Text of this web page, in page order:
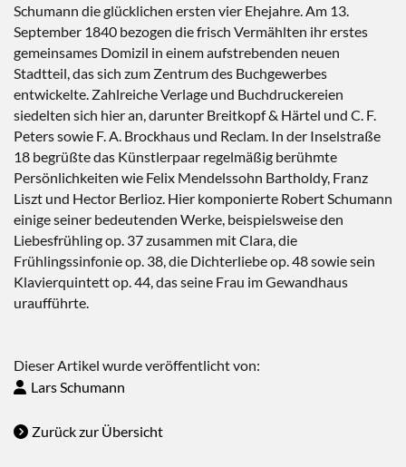
Schumann die glücklichen ersten vier Ehejahre. Am 13.
September 1840 bezogen die frisch Vermählten ihr erstes
gemeinsames Domizil in einem aufstrebenden neuen
Stadtteil, das sich zum Zentrum des Buchgewerbes
entwickelte. Zahlreiche Verlage und Buchdruckereien
siedelten sich hier an, darunter Breitkopf & Härtel und C. F.
Peters sowie F. A. Brockhaus und Reclam. In der Inselstraße
18 begrüßte das Künstlerpaar regelmäßig berühmte
Persönlichkeiten wie Felix Mendelssohn Bartholdy, Franz
Liszt und Hector Berlioz. Hier komponierte Robert Schumann
einige seiner bedeutenden Werke, beispielsweise den
Liebesfrühling op. 37 zusammen mit Clara, die
Frühlingssinfonie op. 38, die Dichterliebe op. 48 sowie sein
Klavierquintett op. 44, das seine Frau im Gewandhaus
uraufführte.
Dieser Artikel wurde veröffentlicht von:
Lars Schumann
Zurück zur Übersicht